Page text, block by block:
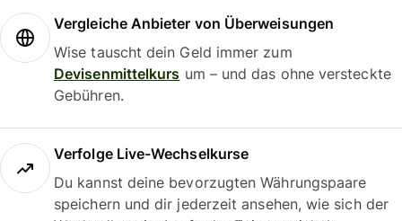
Vergleiche Anbieter von Überweisungen
Wise tauscht dein Geld immer zum
Devisenmittelkurs um – und das ohne versteckte
Gebühren.
Verfolge Live-Wechselkurse
Du kannst deine bevorzugten Währungspaare
speichern und dir jederzeit ansehen, wie sich der